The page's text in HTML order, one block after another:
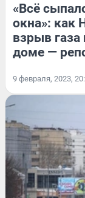
«Всё
окна»: как
взрыв
доме —
9 февраля, 2023,